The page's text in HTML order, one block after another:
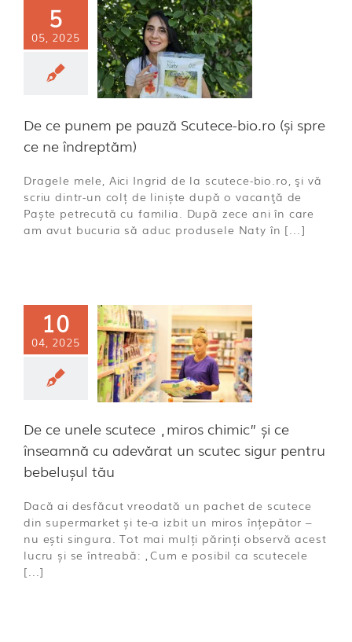
5
05, 2025
punem pe
Scutece-
spre ce
De ce punem pe pauză Scutece-bio.ro (și spre
ce ne îndreptăm)
Dragele mele, Aici Ingrid de la scutece-bio.ro, şi vă
scriu dintr-un colț de liniște după o vacanţă de
Paște petrecută cu familia. După zece ani în care
am avut bucuria să aduc produsele Naty în [...]
10
04, 2025
„miros
și ce
cu
un
sigur
tău
categorie
De ce unele scutece „miros chimic” și ce
înseamnă cu adevărat un scutec sigur pentru
bebelușul tău
Dacă ai desfăcut vreodată un pachet de scutece
din supermarket și te-a izbit un miros înțepător –
nu ești singura. Tot mai mulți părinți observă acest
lucru și se întreabă: „Cum e posibil ca scutecele
[...]